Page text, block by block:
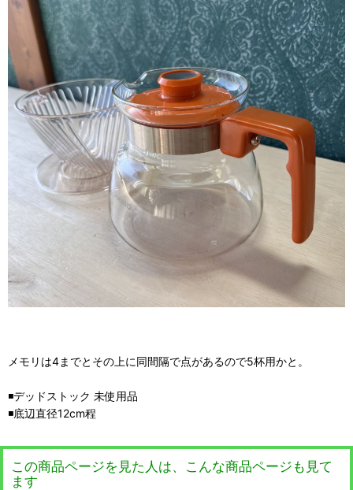
メモリは4までとその上に同間隔で点があるので5杯用かと。
◾️デッドストック 未使用品
◾️底辺直径12cm程
この商品ページを見た人は、こんな商品ページも見て
ます